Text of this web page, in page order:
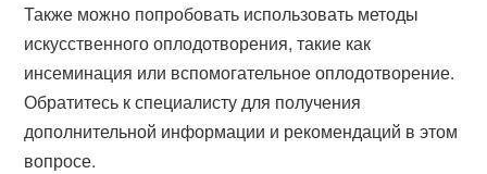
Также можно попробовать использовать методы
искусственного оплодотворения, такие как
инсеминация или вспомогательное оплодотворение.
Обратитесь к специалисту для получения
дополнительной информации и рекомендаций в этом
вопросе.